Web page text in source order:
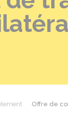
Offre de